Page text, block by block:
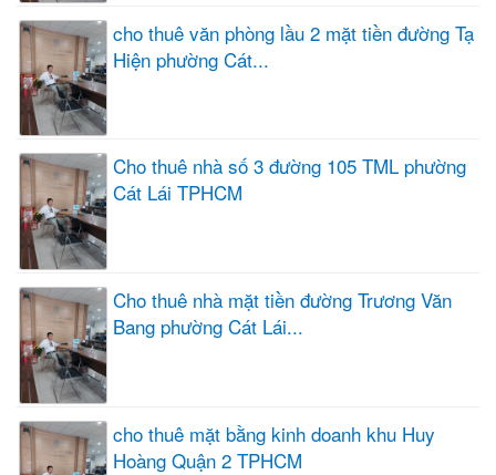
cho thuê văn phòng lầu 2 mặt tiền đường Tạ
Hiện phường Cát...
Cho thuê nhà số 3 đường 105 TML phường
Cát Lái TPHCM
Cho thuê nhà mặt tiền đường Trương Văn
Bang phường Cát Lái...
cho thuê mặt bằng kinh doanh khu Huy
Hoàng Quận 2 TPHCM